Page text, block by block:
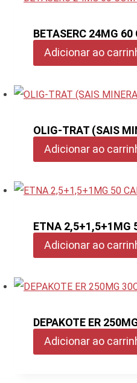
BETASERC 24MG
Adicionar ao
OLIG-TRAT (SAIS
Adicionar ao
ETNA 2,5+1,5+1MG
Adicionar ao
DEPAKOTE ER
Adicionar ao